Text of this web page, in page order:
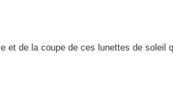
de la coupe de ces lunettes de soleil